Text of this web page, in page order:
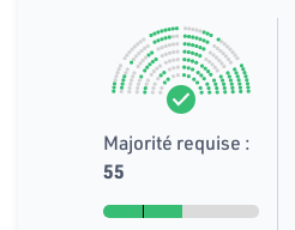
Majorité requise :
55